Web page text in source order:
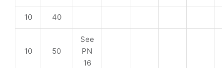
10 40
10 50
See
PN
16